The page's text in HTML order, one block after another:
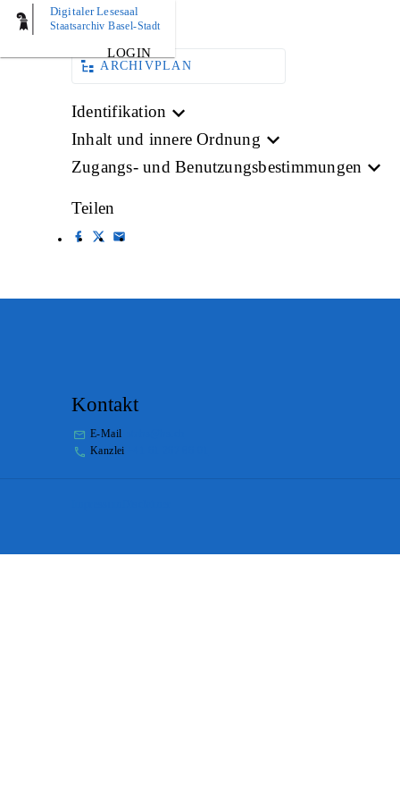
Digitaler Lesesaal
Staatsarchiv Basel-Stadt
LOGIN
BILD
ARCHIVPLAN
Identifikation
Inhalt und innere Ordnung
Zugangs- und Benutzungsbestimmungen
Teilen
Kontakt
E-Mail
Kanzlei